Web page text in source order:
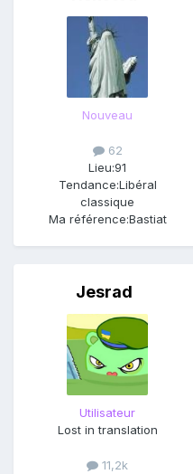
Nouveau
62
Lieu:91
Tendance:Libéral
classique
Ma référence:Bastiat
Jesrad
Utilisateur
Lost in translation
11,2k